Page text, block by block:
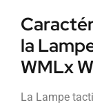
la
WMLx
La Lampe